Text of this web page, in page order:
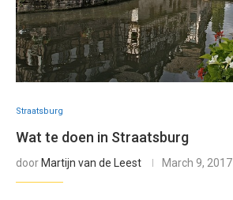
Straatsburg
Wat te doen in Straatsburg
door Martijn van de Leest March 9, 2017